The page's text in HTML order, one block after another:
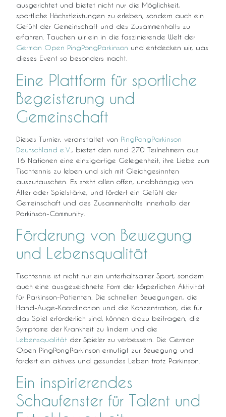
ausgerichtet und bietet nicht nur die Möglichkeit,
sportliche Höchstleistungen zu erleben, sondern auch ein
Gefühl der Gemeinschaft und des Zusammenhalts zu
erfahren. Tauchen wir ein in die faszinierende Welt der
German Open PingPongParkinson und entdecken wir, was
dieses Event so besonders macht.
Eine Plattform für sportliche
Begeisterung und
Gemeinschaft
Dieses Turnier, veranstaltet von PingPongParkinson
Deutschland e.V., bietet den rund 270 Teilnehmern aus
16 Nationen eine einzigartige Gelegenheit, ihre Liebe zum
Tischtennis zu leben und sich mit Gleichgesinnten
auszutauschen. Es steht allen offen, unabhängig von
Alter oder Spielstärke, und fördert ein Gefühl der
Gemeinschaft und des Zusammenhalts innerhalb der
Parkinson-Community.
Förderung von Bewegung
und Lebensqualität
Tischtennis ist nicht nur ein unterhaltsamer Sport, sondern
auch eine ausgezeichnete Form der körperlichen Aktivität
für Parkinson-Patienten. Die schnellen Bewegungen, die
Hand-Auge-Koordination und die Konzentration, die für
das Spiel erforderlich sind, können dazu beitragen, die
Symptome der Krankheit zu lindern und die
Lebensqualität der Spieler zu verbessern. Die German
Open PingPongParkinson ermutigt zur Bewegung und
fördert ein aktives und gesundes Leben trotz Parkinson.
Ein inspirierendes
Schaufenster für Talent und